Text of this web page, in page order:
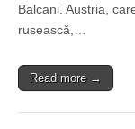
Balcani. Austria,
rusească,…
Read more →